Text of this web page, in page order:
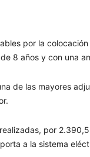
por la
8 años y con una
de las mayores
por
a la sistema